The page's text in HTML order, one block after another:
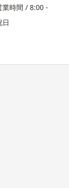
時間 / 8:00 -